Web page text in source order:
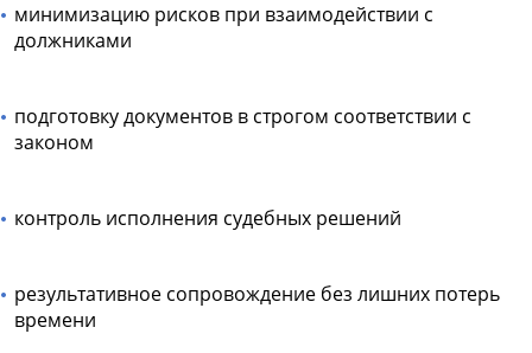
минимизацию рисков при взаимодействии с
должниками
подготовку документов в строгом соответствии с
законом
контроль исполнения судебных решений
результативное сопровождение без лишних потерь
времени